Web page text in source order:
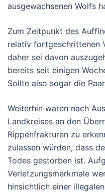
ausgewachsenen Wolfs
Zum Zeitpunkt des
relativ fortgeschrittenen
daher sei davon
bereits seit einigen
Sollte also sogar die
Weiterhin waren nach
Landkreises an den
Rippenfrakturen zu
zulassen würden, dass
Todes gestorben ist.
Verletzungsmerkmale
hinsichtlich einer